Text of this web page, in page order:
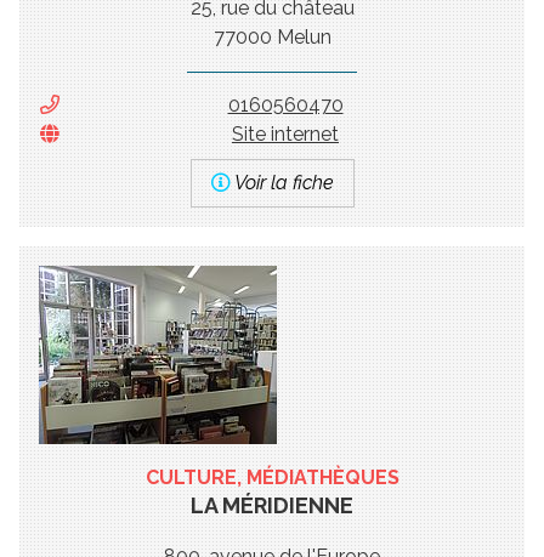
25, rue du château
77000 Melun
0160560470
Site internet
Voir la fiche
CULTURE, MÉDIATHÈQUES
LA MÉRIDIENNE